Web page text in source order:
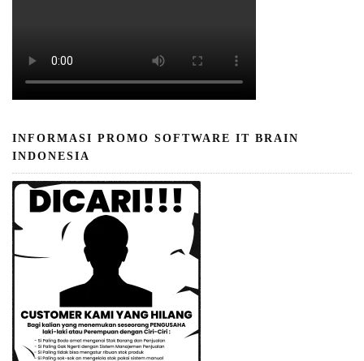
INFORMASI PROMO SOFTWARE IT BRAIN
INDONESIA